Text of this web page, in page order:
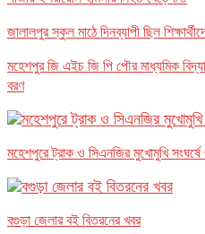
জালালপুর স্কুল মাঠে দিনব্যাপী ছিল
মহেশপুর জি এইচ জি পি পৌর মাধ্যমিক
বরণ
মহেশপুরে ট্রাক ও সিএনজির মুখোমুখি
বগুড়া জেলার বই বিতরনের খবর